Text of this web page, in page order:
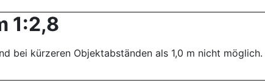
1:2,8
bei kürzeren Objektabständen als 1,0 m nicht möglich.